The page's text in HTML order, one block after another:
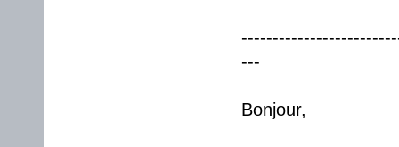
---
Bonjour,